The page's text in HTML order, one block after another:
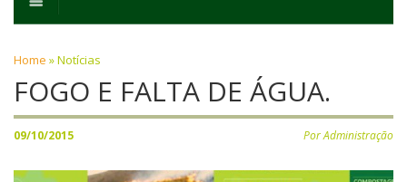
Home »Notícias
FOGO E FALTA DE ÁGUA.
Por Administração
09/10/2015